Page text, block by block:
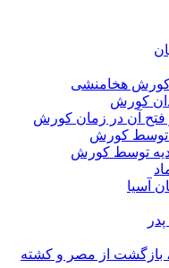
کورش هخامنشی
کورش
فتح آن در زمان کورش
توسط کورش
توسط کورش
آسیا
، بازگشت از مصر و کشته